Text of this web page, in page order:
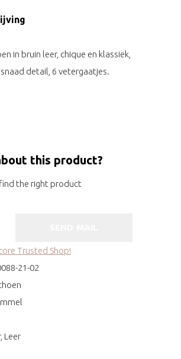
in bruin leer, chique en klassiek,
detail, 6 vetergaatjes.
this product?
the right product
Trusted Shop!
21-02
Leer